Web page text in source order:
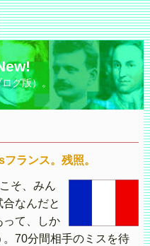
グ版）。
ランス。残照。
そ、みん
なんだと
って、しか
70分間相手のミスを待